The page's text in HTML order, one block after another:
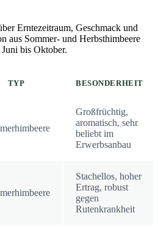
Erntezeitraum, Geschmack und
aus Sommer- und Herbsthimbeere
bis Oktober.
TYP BESONDERHEIT
Großfrüchtig,
aromatisch, sehr
beliebt im
Erwerbsanbau
Stachellos, hoher
Ertrag, robust
gegen
Rutenkrankheit